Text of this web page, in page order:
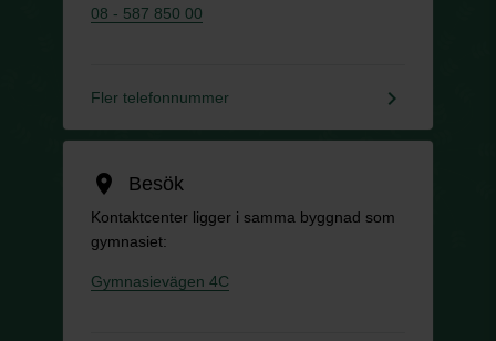
08 - 587 850 00
Fler telefonnummer keyboard_arrow_right
location_on Besök
Kontaktcenter ligger i samma byggnad som
gymnasiet:
Gymnasievägen 4C